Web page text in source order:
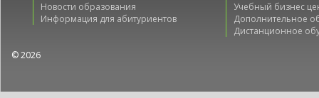
Новости образования
Информация для абитуриентов
Учебный бизнес
Дополнительное
Дистанционное
© 2026